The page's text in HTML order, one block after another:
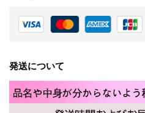
発送について